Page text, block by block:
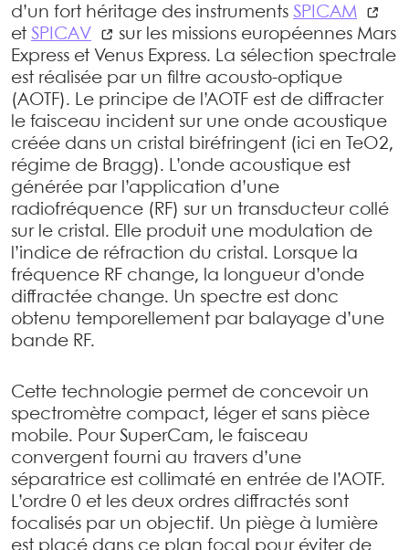
d’un fort héritage des instruments SPICAM
et SPICAV
sur les missions européennes Mars
Express et Venus Express. La sélection spectrale
est réalisée par un filtre acousto-optique
(AOTF). Le principe de l’AOTF est de diffracter
le faisceau incident sur une onde acoustique
créée dans un cristal biréfringent (ici en TeO2,
régime de Bragg). L’onde acoustique est
générée par l’application d’une
radiofréquence (RF) sur un transducteur collé
sur le cristal. Elle produit une modulation de
l’indice de réfraction du cristal. Lorsque la
fréquence RF change, la longueur d’onde
diffractée change. Un spectre est donc
obtenu temporellement par balayage d’une
bande RF.
Cette technologie permet de concevoir un
spectromètre compact, léger et sans pièce
mobile. Pour SuperCam, le faisceau
convergent fourni au travers d’une
séparatrice est collimaté en entrée de l’AOTF.
L’ordre 0 et les deux ordres diffractés sont
focalisés par un objectif. Un piège à lumière
est placé dans ce plan focal pour éviter de